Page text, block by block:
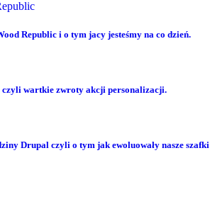
Republic i o tym jacy jesteśmy na co dzień.
czyli wartkie zwroty akcji personalizacji.
Drupal czyli o tym jak ewoluowały nasze szafki